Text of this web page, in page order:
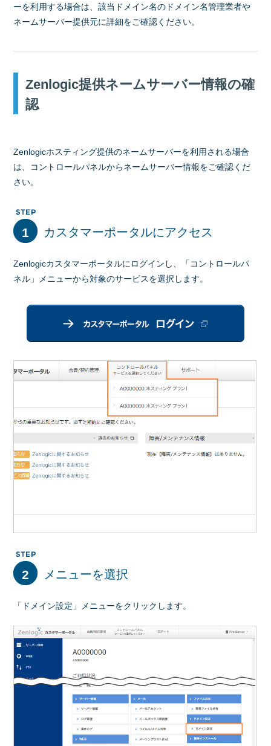
ーを利用する場合は、該当ドメイン名のドメイン名管理業者や
ネームサーバー提供元に詳細をご確認ください。
Zenlogic提供ネームサーバー情報の確
認
Zenlogicホスティング提供のネームサーバーを利用される場合
は、コントロールパネルからネームサーバー情報をご確認くだ
さい。
1 カスタマーポータルにアクセス
Zenlogicカスタマーポータルにログインし、「コントロールパ
ネル」メニューから対象のサービスを選択します。
2 メニューを選択
「ドメイン設定」メニューをクリックします。